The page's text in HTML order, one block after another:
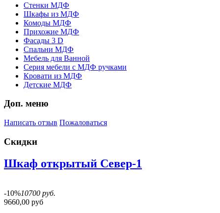
Стенки МДФ
Шкафы из МДФ
Комоды МДФ
Прихожие МДФ
Фасады 3 D
Спальни МДФ
Мебель для Ванной
Серия мебели с МДФ ручками
Кровати из МДФ
Детские МДФ
Доп. меню
Написать отзыв Пожаловаться
Скидки
Шкаф открытый Север-1
-10%10700 руб.
9660,00 руб